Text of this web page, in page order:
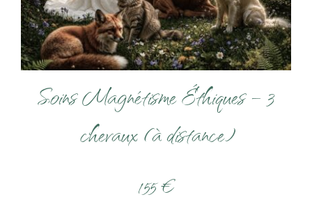
Soins Magnétisme Éthiques – 3
chevaux (à distance)
155 €